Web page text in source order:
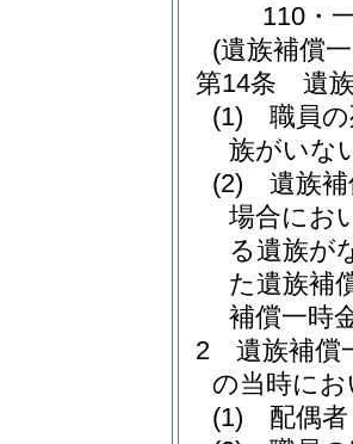
110・
(遺族補償
第14条
遺
(1)
職員
族がいな
(2)
遺族
場合にお
る遺族が
た遺族補
補償一時
2
遺族補償
の当時に
(1)
配偶者